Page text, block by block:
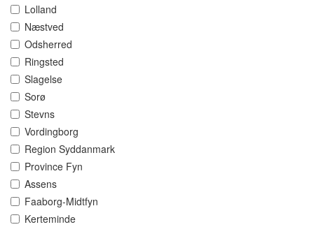
Lolland
Næstved
Odsherred
Ringsted
Slagelse
Sorø
Stevns
Vordingborg
Region Syddanmark
Province Fyn
Assens
Faaborg-Midtfyn
Kerteminde